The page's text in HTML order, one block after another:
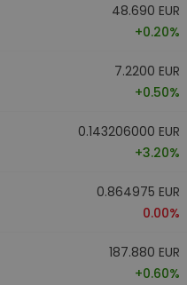
48.690 EUR
+0.20%
7.2200 EUR
+0.50%
0.143206000 EUR
+3.20%
0.864975 EUR
0.00%
187.880 EUR
+0.60%